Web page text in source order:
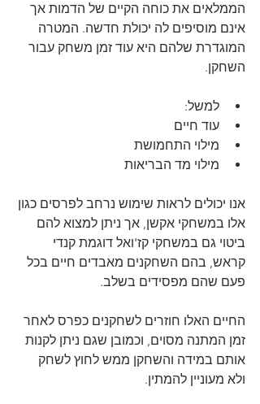
הממלאים את כוחה הקיים של הדמות אך
אינם מוסיפים לה יכולת חדשה. המטרה
המוגדרת שלהם היא עוד זמן משחק עבור
השחקן.
למשל:
עוד חיים
מילוי התחמושת
מילוי מד הבריאות
אנו יכולים לראות שימוש נרחב לפרסים כגון
אלו במשחקי אקשן, אך ניתן למצוא להם
ביטוי גם במשחקי קז'ואל דוגמת קנדי
קראש, בהם השחקנים מאבדים חיים בכל
פעם שהם מפסידים בשלב.
החיים האלו חוזרים לשחקנים כפרס לאחר
זמן המתנה מסוים, וכמובן שגם ניתן לקנות
אותם במידה והשחקן ממש לחוץ לשחק
ולא מעוניין להמתין.